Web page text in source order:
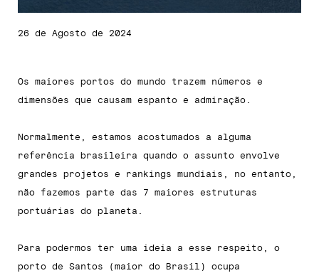
26 de Agosto de 2024
Os maiores portos do mundo trazem números e
dimensões que causam espanto e admiração.
Normalmente, estamos acostumados a alguma
referência brasileira quando o assunto envolve
grandes projetos e rankings mundiais, no entanto,
não fazemos parte das 7 maiores estruturas
portuárias do planeta.
Para podermos ter uma ideia a esse respeito, o
porto de Santos (maior do Brasil) ocupa